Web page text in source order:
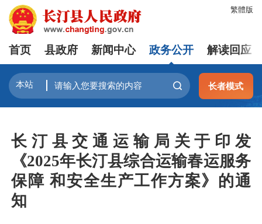
繁體版
首页 县政府 新闻中心 政务公开 解读回应
长者模式
长汀县交通运输局关于印发
《2025年长汀县综合运输春运服务
保障 和安全生产工作方案》的通
知